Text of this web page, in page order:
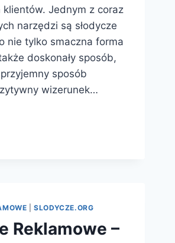
klientów. Jednym z coraz
narzędzi są słodycze
nie tylko smaczna forma
doskonały sposób,
sposób
wizerunek…
|SLODYCZE.ORG
Reklamowe –